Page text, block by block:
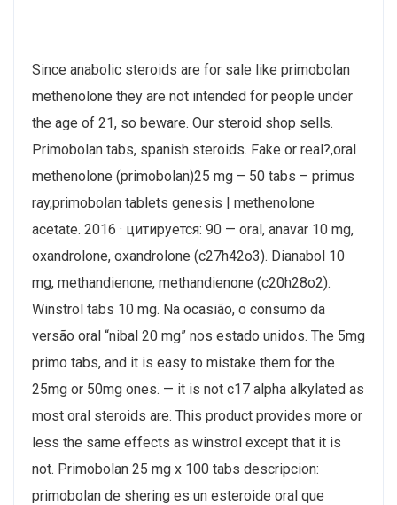
Since anabolic steroids are for sale like primobolan
methenolone they are not intended for people under
the age of 21, so beware. Our steroid shop sells.
Primobolan tabs, spanish steroids. Fake or real?,oral
methenolone (primobolan)25 mg – 50 tabs – primus
ray,primobolan tablets genesis | methenolone
acetate. 2016 · цитируется: 90 — oral, anavar 10 mg,
oxandrolone, oxandrolone (c27h42o3). Dianabol 10
mg, methandienone, methandienone (c20h28o2).
Winstrol tabs 10 mg. Na ocasião, o consumo da
versão oral “nibal 20 mg” nos estado unidos. The 5mg
primo tabs, and it is easy to mistake them for the
25mg or 50mg ones. — it is not c17 alpha alkylated as
most oral steroids are. This product provides more or
less the same effects as winstrol except that it is
not. Primobolan 25 mg x 100 tabs descripcion:
primobolan de shering es un esteroide oral que